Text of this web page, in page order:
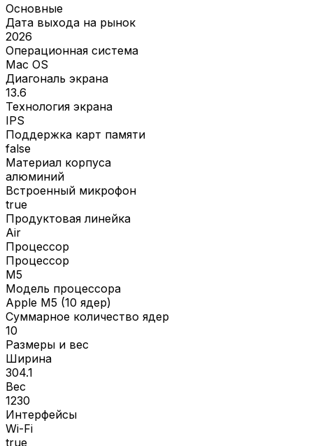
Основные
Дата выхода на рынок
2026
Операционная система
Mac OS
Диагональ экрана
13.6
Технология экрана
IPS
Поддержка карт памяти
false
Материал корпуса
алюминий
Встроенный микрофон
true
Продуктовая линейка
Air
Процессор
Процессор
M5
Модель процессора
Apple M5 (10 ядер)
Суммарное количество ядер
10
Размеры и вес
Ширина
304.1
Вес
1230
Интерфейсы
Wi-Fi
true